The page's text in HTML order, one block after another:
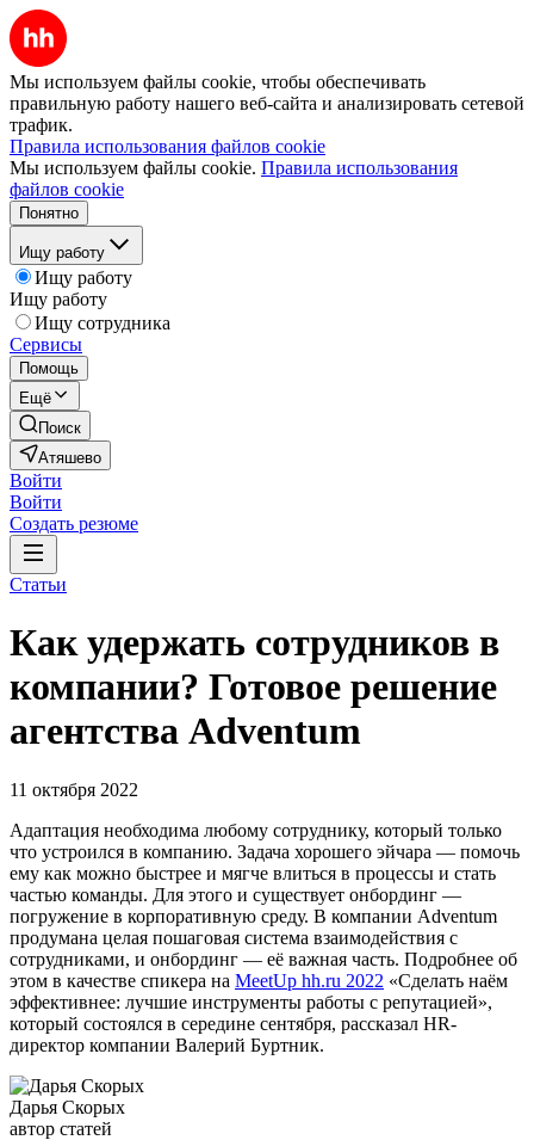
Мы используем файлы cookie, чтобы обеспечивать
правильную работу нашего веб-сайта и анализировать сетевой
трафик.
Правила использования файлов cookie
Мы используем файлы cookie. Правила использования
файлов cookie
Понятно
Ищу работу
Ищу работу
Ищу работу
Ищу сотрудника
Сервисы
Помощь
Ещё
Поиск
Атяшево
Войти
Войти
Создать резюме
Статьи
Как удержать сотрудников в
компании? Готовое решение
агентства Adventum
11 октября 2022
Адаптация необходима любому сотруднику, который только
что устроился в компанию. Задача хорошего эйчара — помочь
ему как можно быстрее и мягче влиться в процессы и стать
частью команды. Для этого и существует онбординг —
погружение в корпоративную среду. В компании Adventum
продумана целая пошаговая система взаимодействия с
сотрудниками, и онбординг — её важная часть. Подробнее об
этом в качестве спикера на MeetUp hh.ru 2022 «Сделать наём
эффективнее: лучшие инструменты работы с репутацией»,
который состоялся в середине сентября, рассказал HR-
директор компании Валерий Буртник.
Дарья Скорых
автор статей